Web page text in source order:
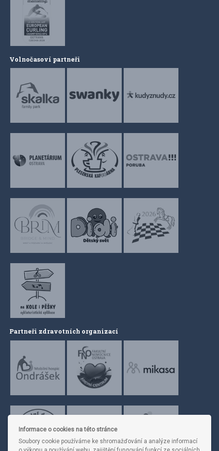
Volnočasoví partneři
Partneři zdravotních organizací
Informace o cookies na této stránce
Soubory cookie používáme ke shromažďování a analýze informací